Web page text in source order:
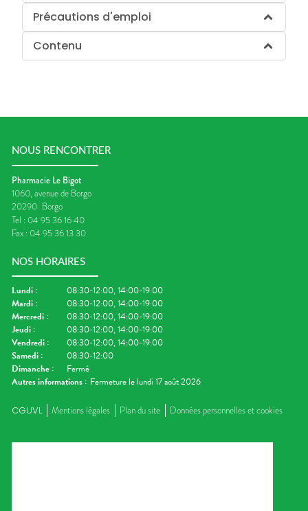
Précautions d'emploi
Contenu
NOUS RENCONTRER
Pharmacie Le Bigot
1060, avenue de Borgo
20290 Borgo
Tel : 04 95 36 16 40
Fax : 04 95 36 13 30
NOS HORAIRES
Lundi :
08:30-12:00, 14:00-19:00
Mardi :
08:30-12:00, 14:00-19:00
Mercredi :
08:30-12:00, 14:00-19:00
Jeudi :
08:30-12:00, 14:00-19:00
Vendredi :
08:30-12:00, 14:00-19:00
Samedi :
08:30-12:00
Dimanche :
Fermé
Autres informations : Fermeture le lundi 17 août 2026
CGUVL Mentions légales Plan du site Données personnelles et cookies